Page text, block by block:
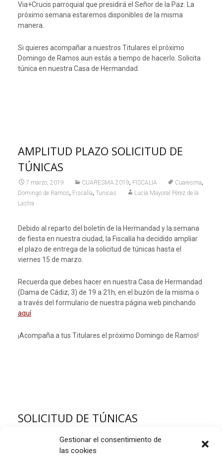
Gestionar el consentimiento de
las cookies
Via+Crucis parroquial que presidirá el Señor de la Paz. La
próximo semana estaremos disponibles de la misma
manera.
Si quieres acompañar a nuestros Titulares el próximo
Domingo de Ramos aun estás a tiempo de hacerlo. Solicita
túnica en nuestra Casa de Hermandad.
AMPLITUD PLAZO SOLICITUD DE
TÚNICAS
7 marzo, 2019 CUARESMA 2019, FISCALIA Cuaresma,
Domingo de Ramos, Fiscalía, Tunicas
Lucía Mayoral Pérez de la
Lastra
Debido al reparto del boletín de la Hermandad y la semana
de fiesta en nuestra ciudad, la Fiscalía ha decidido ampliar
el plazo de entrega de la solicitud de túnicas hasta el
viernes 15 de marzo.
Recuerda que debes hacer en nuestra Casa de Hermandad
(Dama de Cádiz, 3) de 19 a 21h, en el buzón de la misma o
a través del formulario de nuestra página web pinchando
aquí
¡Acompaña a tus Titulares el próximo Domingo de Ramos!
SOLICITUD DE TÚNICAS
,Reparto ,Tunicas
Lucía Mayoral Pérez de la